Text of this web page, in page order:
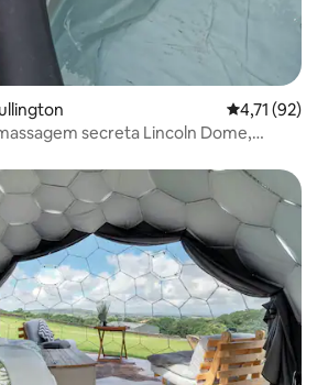
4,71 de uma
4,71 (92)
secreta Lincoln Dome,